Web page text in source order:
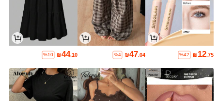
₪12.75
%42
₪47.04
%4
₪44.10
%10